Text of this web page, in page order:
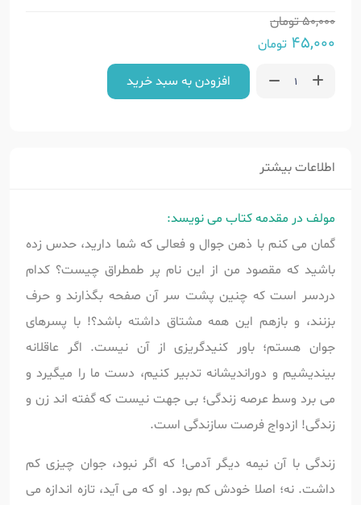
50,000تومان
45,000 تومان
افزودن به سبد خرید
اطلاعات بیشتر
مولف در مقدمه کتاب می نویسد:
گمان می کنم با ذهن جوال و فعالی که شما دارید، حدس زده
باشید که مقصود من از این نام پر طمطراق چیست؟ کدام
دردسر است که چنین پشت سر آن صفحه بگذارند و حرف
بزنند، و بازهم این همه مشتاق داشته باشد؟! با پسرهای
جوان هستم؛ باور کنیدگریزی از آن نیست. اگر عاقلانه
بیندیشیم و دوراندیشانه تدبیر کنیم، دست ما را میگیرد و
می برد وسط عرصه زندگی؛ بی جهت نیست که گفته اند زن و
زندگی! ازدواج فرصت سازندگی است.
زندگی با آن نیمه دیگر آدمی! که اگر نبود، جوان چیزی کم
داشت. نه؛ اصلا خودش کم بود. او که می آید، تازه اندازه می